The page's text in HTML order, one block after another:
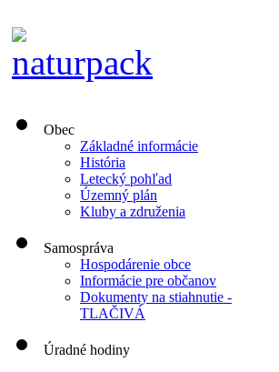
Obec
Základné informácie
História
Letecký pohľad
Územný plán
Kluby a združenia
Samospráva
Hospodárenie obce
Informácie pre občanov
Dokumenty na stiahnutie -
TLAČIVÁ
Úradné hodiny